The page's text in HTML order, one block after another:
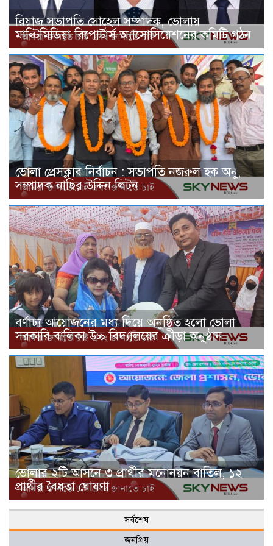
রিয়াজ সভাপতি সোহেল সম্পাদক, ভোলায়
মাল্টিমিডিয়া রিপোর্টার্স অ্যাসোসিয়েশনের কমিটি গঠন
ভোলা প্রেসক্লাব নির্বাচন : সভাপতি নজরুল হক অনু,
সম্পাদক নাছির উদ্দিন লিটন
বর্ণাঢ্য আয়োজনের মধ্য দিয়ে অনুষ্ঠিত হলো ভোলা
সরকারি বালিকা উচ্চ বিদ্যালয়ের ক্রীড়া অনুষ্ঠান
ভোলার ২টি আসনে ৩ প্রার্থীর মনোনয়ন বাতিল, ১২
প্রার্থীর বৈধতা ঘোষণা
সর্বশেষ
জনপ্রিয়